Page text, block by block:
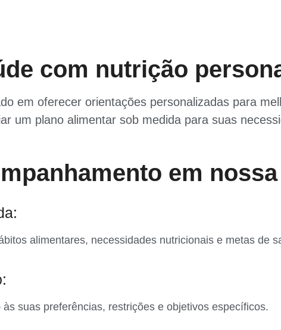
com nutrição
em oferecer orientações personalizadas para
um plano alimentar sob medida para suas
em
alimentares, necessidades nutricionais e metas de
suas preferências, restrições e objetivos específicos.